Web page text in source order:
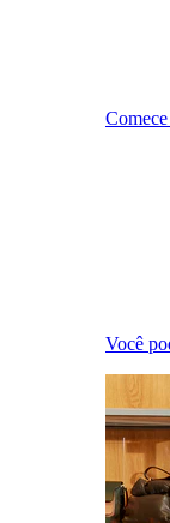
Você